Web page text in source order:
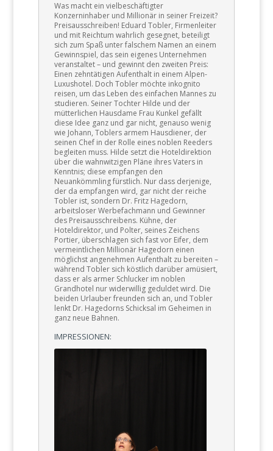
Was macht ein vielbeschäftigter
Konzerninhaber und Millionär in seiner Freizeit?
Preisausschreiben! Eduard Tobler, Firmenleiter
und mit Reichtum wahrlich gesegnet, beteiligt
sich zum Spaß unter falschem Namen an einem
Gewinnspiel, das sein eigenes Unternehmen
veranstaltet – und gewinnt den zweiten Preis:
Einen zehntätigen Aufenthalt in einem Alpen-
Luxushotel. Doch Tobler möchte inkognito
reisen, um das Leben des einfachen Mannes zu
studieren. Seiner Tochter Hilde und der
mütterlichen Hausdame Frau Kunkel gefällt
diese Idee ganz und gar nicht, genauso wenig
wie Johann, Toblers armem Hausdiener, der
seinen Chef in der Rolle eines noblen Reeders
begleiten muss. Hilde setzt die Hoteldirektion
über die wahnwitzigen Pläne ihres Vaters in
Kenntnis; diese empfangen den
Neuankömmling fürstlich. Nur dass derjenige,
der da empfangen wird, gar nicht der reiche
Tobler ist, sondern Dr. Fritz Hagedorn,
arbeitsloser Werbefachmann und Gewinner
des Preisausschreibens. Kühne, der
Hoteldirektor, und Polter, seines Zeichens
Portier, überschlagen sich fast vor Eifer, dem
vermeintlichen Millionär Hagedorn einen
möglichst angenehmen Aufenthalt zu bereiten –
während Tobler sich köstlich darüber amüsiert,
dass er als armer Schlucker im noblen
Grandhotel nur widerwillig geduldet wird. Die
beiden Urlauber freunden sich an, und Tobler
lenkt Dr. Hagedorns Schicksal im Geheimen in
ganz neue Bahnen.
IMPRESSIONEN: